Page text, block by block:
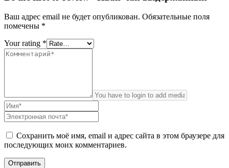
Ваш адрес email не будет опубликован. Обязательные поля
помечены *
Your rating *
Сохранить моё имя, email и адрес сайта в этом браузере для
последующих моих комментариев.
Отправить